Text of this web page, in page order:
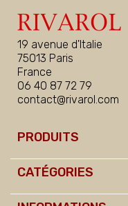
19 avenue d'Italie
75013 Paris
France
06 40 87 72 79
contact@rivarol.com
PRODUITS
CATÉGORIES